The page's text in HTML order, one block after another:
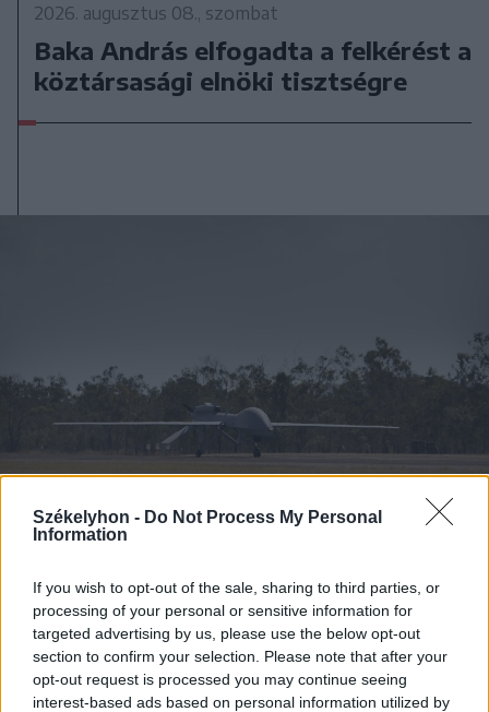
Székelyhon - Do Not Process My Personal
Information
If you wish to opt-out of the sale, sharing to third parties, or
processing of your personal or sensitive information for
targeted advertising by us, please use the below opt-out
section to confirm your selection. Please note that after your
opt-out request is processed you may continue seeing
interest-based ads based on personal information utilized by
2026. augusztus 08., szombat
Baka András elfogadta a felkérést a
köztársasági elnöki tisztségre
2026. augusztus 08., szombat
Románia irányából érkező ukrán
csalidrón robbant fel Bulgáriában –
frissítve